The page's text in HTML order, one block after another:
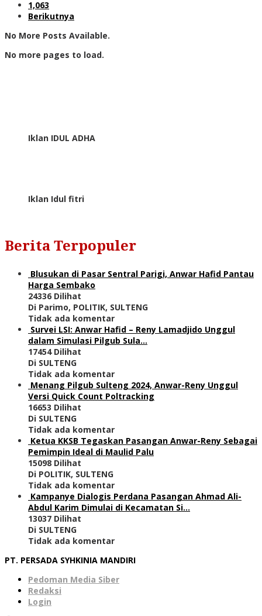
1,063
Berikutnya
No More Posts Available.
No more pages to load.
Iklan IDUL ADHA
Iklan Idul fitri
Berita Terpopuler
Blusukan di Pasar Sentral Parigi, Anwar Hafid Pantau
Harga Sembako
24336 Dilihat
Di Parimo, POLITIK, SULTENG
Tidak ada komentar
Survei LSI: Anwar Hafid – Reny Lamadjido Unggul
dalam Simulasi Pilgub Sula…
17454 Dilihat
Di SULTENG
Tidak ada komentar
Menang Pilgub Sulteng 2024, Anwar-Reny Unggul
Versi Quick Count Poltracking
16653 Dilihat
Di SULTENG
Tidak ada komentar
Ketua KKSB Tegaskan Pasangan Anwar-Reny Sebagai
Pemimpin Ideal di Maulid Palu
15098 Dilihat
Di POLITIK, SULTENG
Tidak ada komentar
Kampanye Dialogis Perdana Pasangan Ahmad Ali-
Abdul Karim Dimulai di Kecamatan Si…
13037 Dilihat
Di SULTENG
Tidak ada komentar
PT. PERSADA SYHKINIA MANDIRI
Pedoman Media Siber
Redaksi
Login